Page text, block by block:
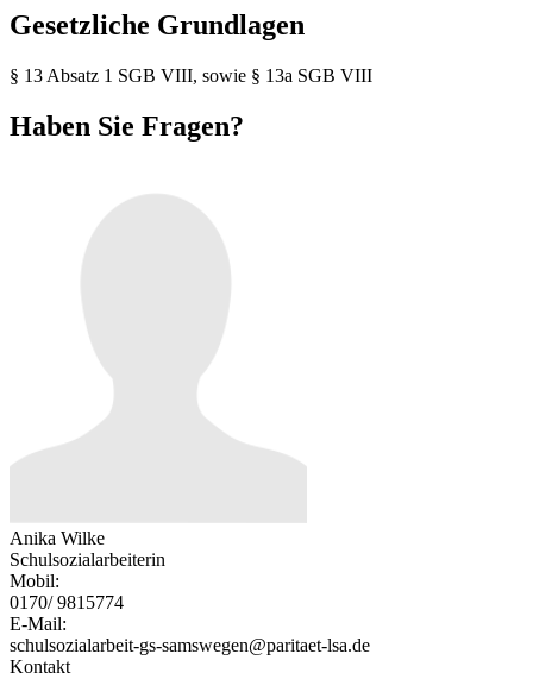
Gesetzliche Grundlagen
§ 13 Absatz 1 SGB VIII, sowie § 13a SGB VIII
Haben Sie Fragen?
Anika Wilke
Schulsozialarbeiterin
Mobil:
0170/ 9815774
E-Mail:
schulsozialarbeit-gs-samswegen@paritaet-lsa.de
Kontakt